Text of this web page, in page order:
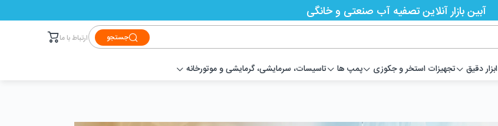
جستجو ارتباط با ما
ابزار دقیق تجهیزات استخر و جکوزی پمپ ها تاسیسات، سرمایشی، گرمایشی و موتورخانه
آبین بازار آنلاین تصفیه آب صنعتی و خانگی